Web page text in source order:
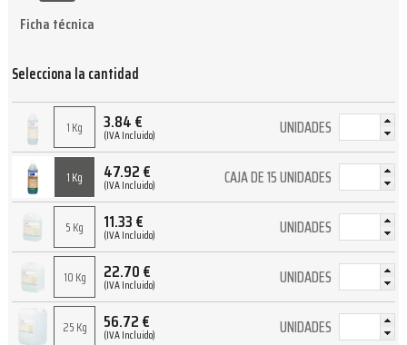
Selecciona la cantidad
1 Kg 3.84€
(IVA Incluido) UNIDADES
1 Kg 47.92€
(IVA Incluido) CAJA DE 15 UNIDADES
5 Kg 11.33€
(IVA Incluido) UNIDADES
10 Kg 22.70€
(IVA Incluido) UNIDADES
25 Kg 56.72€
(IVA Incluido) UNIDADES
Ficha técnica